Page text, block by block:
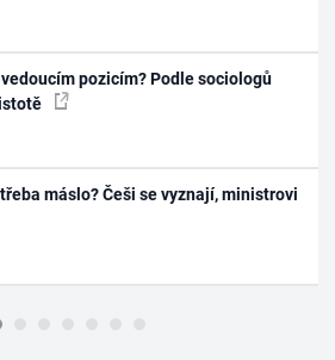
pozicím? Podle sociologů
máslo? Češi se vyznají, ministrovi